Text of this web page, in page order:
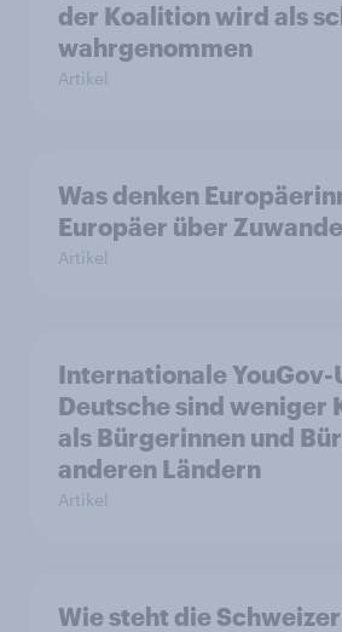
der Koalition wird als
wahrgenommen
Artikel
Was denken
Europäer über
Artikel
Internationale
Deutsche sind weniger
als Bürgerinnen und
anderen Ländern
Artikel
Wie steht die Schweizer